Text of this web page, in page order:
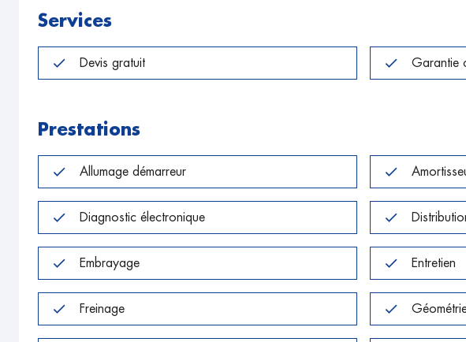
Services
Devis gratuit Garantie
Prestations
Allumage démarreur
Diagnostic électronique
Embrayage Entretien
Freinage